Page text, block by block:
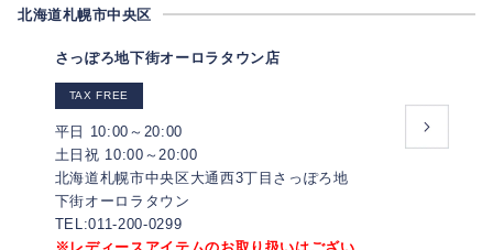
北海道札幌市中央区
さっぽろ地下街オーロラタウン店
TAX FREE
平日 10:00～20:00
土日祝 10:00～20:00
北海道札幌市中央区大通西3丁目さっぽろ地
下街オーロラタウン
TEL:011-200-0299